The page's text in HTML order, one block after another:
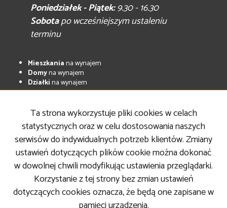
Poniedziałek - Piątek:9.30 - 16.30
Sobotapo wcześniejszym ustaleniu
terminu
Mieszkaniana wynajem
Domyna wynajem
Działkina wynajem
Lokalena wynajem
Obiektyna wynajem
Mieszkaniana sprzedaż
Domyna sprzedaż
Działki na sprzedaż
Lokale na sprzedaż
Halena sprzedaż
Obiektyna sprzedaż
Ta strona wykorzystuje pliki cookies w celach
statystycznych oraz w celu dostosowania naszych
serwisów do indywidualnych potrzeb klientów. Zmiany
ustawień dotyczących plików cookie można dokonać
w dowolnej chwili modyfikując ustawienia przeglądarki.
Korzystanie z tej strony bez zmian ustawień
dotyczących cookies oznacza, że będą one zapisane w